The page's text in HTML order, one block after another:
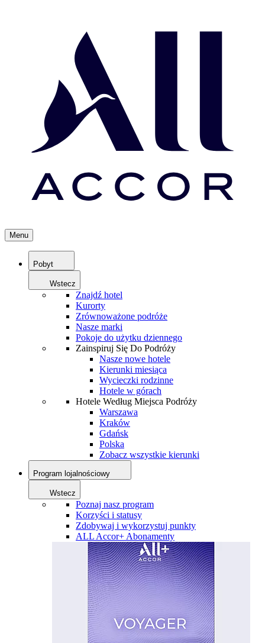
Menu
Pobyt
Wstecz
Znajdź hotel
Kurorty
Zrównoważone podróże
Nasze marki
Pokoje do użytku dziennego
Zainspiruj Się Do Podróży
Nasze nowe hotele
Kierunki miesiąca
Wycieczki rodzinne
Hotele w górach
Hotele Według Miejsca Podróży
Warszawa
Kraków
Gdańsk
Polska
Zobacz wszystkie kierunki
Program lojalnościowy
Wstecz
Poznaj nasz program
Korzyści i statusy
Zdobywaj i wykorzystuj punkty
ALL Accor+ Abonamenty